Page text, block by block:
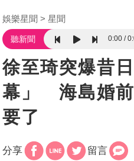
娛樂星聞 星聞
聽新聞 0:00
徐至琦突爆昔
幕」 海島婚前
要了
分享 留言